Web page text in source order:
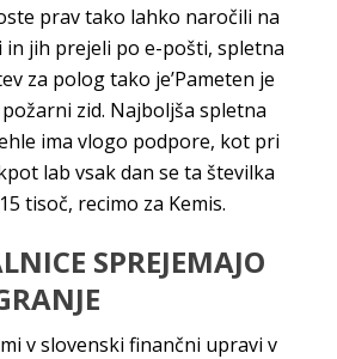
prav tako lahko naročili na
jih prejeli po e-pošti, spletna
za polog tako je’Pameten je
zid. Najboljša spletna
ima vlogo podpore, kot pri
lab vsak dan se ta številka
tisoč, recimo za Kemis.
SPREJEMAJO
v slovenski finančni upravi v